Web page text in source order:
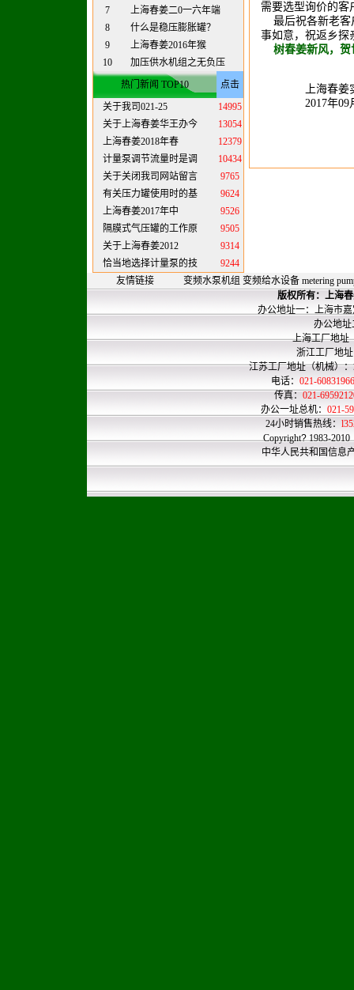
7
上海春姜二0一六年端
8
什么是稳压膨胀罐？
9
上海春姜2016年猴
10
加压供水机组之无负压
热门新闻 TOP10
点击
关于我司021-25
14995
关于上海春姜华王办今
13054
上海春姜2018年春
12379
计量泵调节流量时是调
10434
关于关闭我司网站留言
9765
有关压力罐使用时的基
9624
上海春姜2017年中
9526
隔膜式气压罐的工作原
9505
关于上海春姜2012
9314
恰当地选择计量泵的技
9244
需要选型询价的客
最后祝各新老客
事如意，祝返乡探
树春姜新风，贺
上海春姜实
2017年09月
友情链接 变频水泵机组 变频给水设备 metering
版权所有： 上海
办公地址一：上海市嘉
办公地址二：
上海工厂地址
浙江工厂地
江苏工厂地址（机械）
电话： 021-
传真： 021-
办公一址总机： 021-
24小时销售热线：
Copyright?1983-2010
中华人民共和国信息